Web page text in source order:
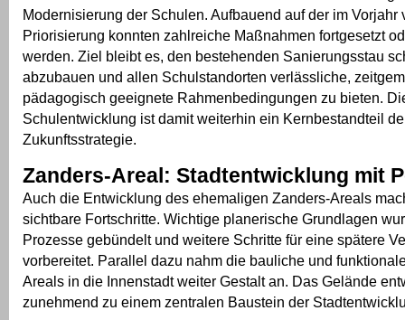
Modernisierung der Schulen. Aufbauend auf der im Vorjahr
Priorisierung konnten zahlreiche Maßnahmen fortgesetzt
werden. Ziel bleibt es, den bestehenden Sanierungsstau
abzubauen und allen Schulstandorten verlässliche,
pädagogisch geeignete Rahmenbedingungen zu bieten.
Schulentwicklung ist damit weiterhin ein Kernbestandteil
Zukunftsstrategie.
Zanders-Areal: Stadtentwicklung mit
Auch die Entwicklung des ehemaligen Zanders-Areals
sichtbare Fortschritte. Wichtige planerische Grundlagen
Prozesse gebündelt und weitere Schritte für eine spätere
vorbereitet. Parallel dazu nahm die bauliche und
Areals in die Innenstadt weiter Gestalt an. Das Gelände
zunehmend zu einem zentralen Baustein der